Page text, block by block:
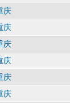
庆
庆
庆
庆
庆
庆